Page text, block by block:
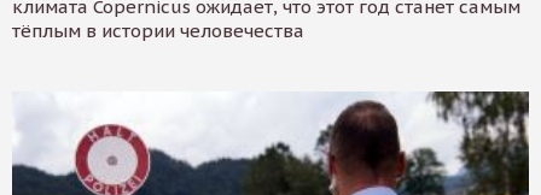
климата Copernicus ожидает, что этот год станет самым
тёплым в истории человечества